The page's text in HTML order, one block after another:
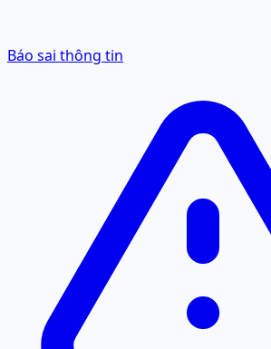
Báo sai thông tin